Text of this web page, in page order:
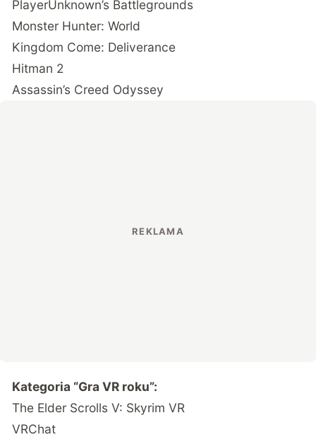
PlayerUnknown’s Battlegrounds
Monster Hunter: World
Kingdom Come: Deliverance
Hitman 2
Assassin’s Creed Odyssey
Kategoria “Gra VR roku”:
The Elder Scrolls V: Skyrim VR
VRChat